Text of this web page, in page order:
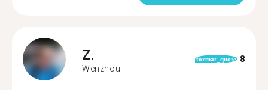
Z.
Wenzhou
format_quote 8